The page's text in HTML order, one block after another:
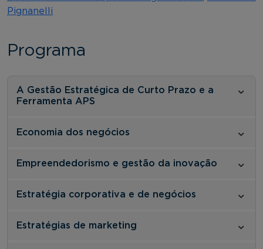
Pignanelli
Programa
A Gestão Estratégica de Curto Prazo e a
Ferramenta APS
Economia dos negócios
Empreendedorismo e gestão da inovação
Estratégia corporativa e de negócios
Estratégias de marketing